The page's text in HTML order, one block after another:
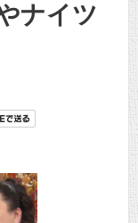
ナイツ